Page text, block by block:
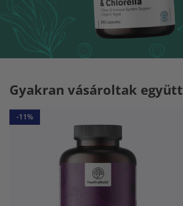
Gyakran vásároltak együtt
-11%